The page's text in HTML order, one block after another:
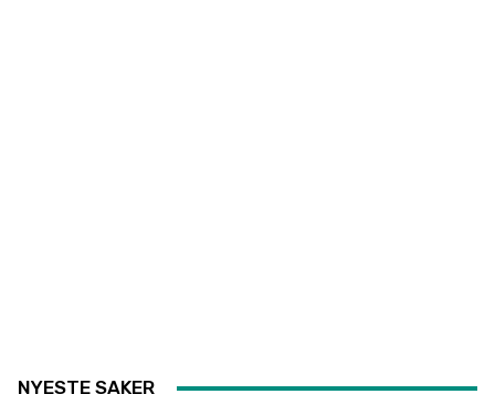
NYESTE SAKER